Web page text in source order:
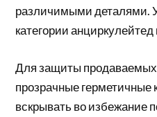
различимыми деталями.
категории
Для защиты
прозрачные герметичные
вскрывать во избежание